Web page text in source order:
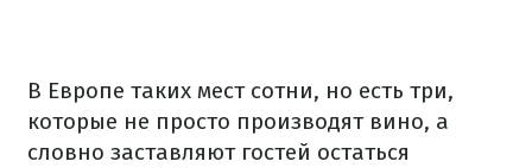
В Европе таких мест сотни, но есть три,
которые не просто производят вино, а
словно заставляют гостей остаться